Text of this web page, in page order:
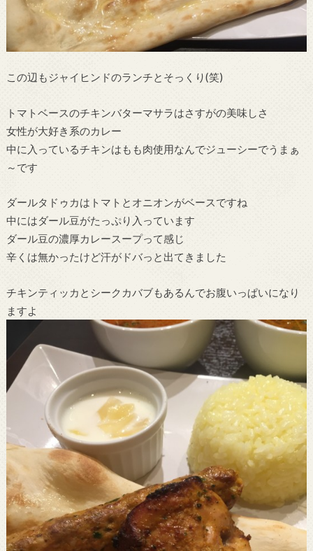
この辺もジャイヒンドのランチとそっくり(笑)
トマトベースのチキンバターマサラはさすがの美味しさ
女性が大好き系のカレー
中に入っているチキンはもも肉使用なんでジューシーでうまぁ
～です
ダールタドゥカはトマトとオニオンがベースですね
中にはダール豆がたっぷり入っています
ダール豆の濃厚カレースープって感じ
辛くは無かったけど汗がドバっと出てきました
チキンティッカとシークカバブもあるんでお腹いっぱいになり
ますよ